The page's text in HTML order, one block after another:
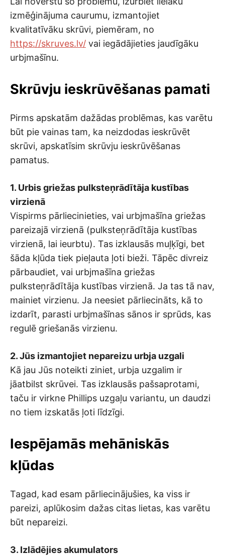
izmēģinājuma caurumu, izmantojiet
kvalitatīvāku skrūvi, piemēram, no
https://skruves.lv/ vai iegādājieties jaudīgāku
urbjmašīnu.
Skrūvju ieskrūvēšanas pamati
Pirms apskatām dažādas problēmas, kas varētu
būt pie vainas tam, ka neizdodas ieskrūvēt
skrūvi, apskatīsim skrūvju ieskrūvēšanas
pamatus.
1. Urbis griežas pulksteņrādītāja kustības
virzienā
Vispirms pārliecinieties, vai urbjmašīna griežas
pareizajā virzienā (pulksteņrādītāja kustības
virzienā, lai ieurbtu). Tas izklausās muļķīgi, bet
šāda kļūda tiek pieļauta ļoti bieži. Tāpēc divreiz
pārbaudiet, vai urbjmašīna griežas
pulksteņrādītāja kustības virzienā. Ja tas tā nav,
mainiet virzienu. Ja neesiet pārliecināts, kā to
izdarīt, parasti urbjmašīnas sānos ir sprūds, kas
regulē griešanās virzienu.
2. Jūs izmantojiet nepareizu urbja uzgali
Kā jau Jūs noteikti ziniet, urbja uzgalim ir
jāatbilst skrūvei. Tas izklausās pašsaprotami,
taču ir virkne Phillips uzgaļu variantu, un daudzi
no tiem izskatās ļoti līdzīgi.
Iespējamās mehāniskās
kļūdas
Tagad, kad esam pārliecinājušies, ka viss ir
pareizi, aplūkosim dažas citas lietas, kas varētu
būt nepareizi.
3. Izlādējies akumulators